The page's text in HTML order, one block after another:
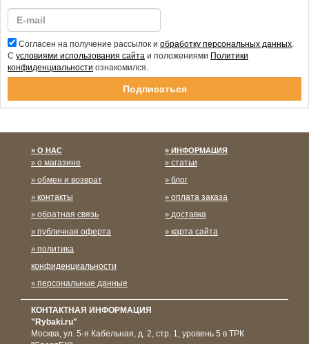
Согласен на получение рассылок и обработку персональных данных
С условиями использования сайта и положениями Политики
конфиденциальности ознакомился.
Спасибо за подписку!
О НАС
о магазине
обмен и возврат
контакты
обратная связь
публичная оферта
политика
конфиденциальности
персональные данные
ИНФОРМАЦИЯ
статьи
блог
оплата заказа
доставка
карта сайта
КОНТАКТНАЯ ИНФОРМАЦИЯ
"Rybaki.ru"
Москва, ул. 5-я Кабельная, д. 2, стр. 1, уровень 5 в ТРК